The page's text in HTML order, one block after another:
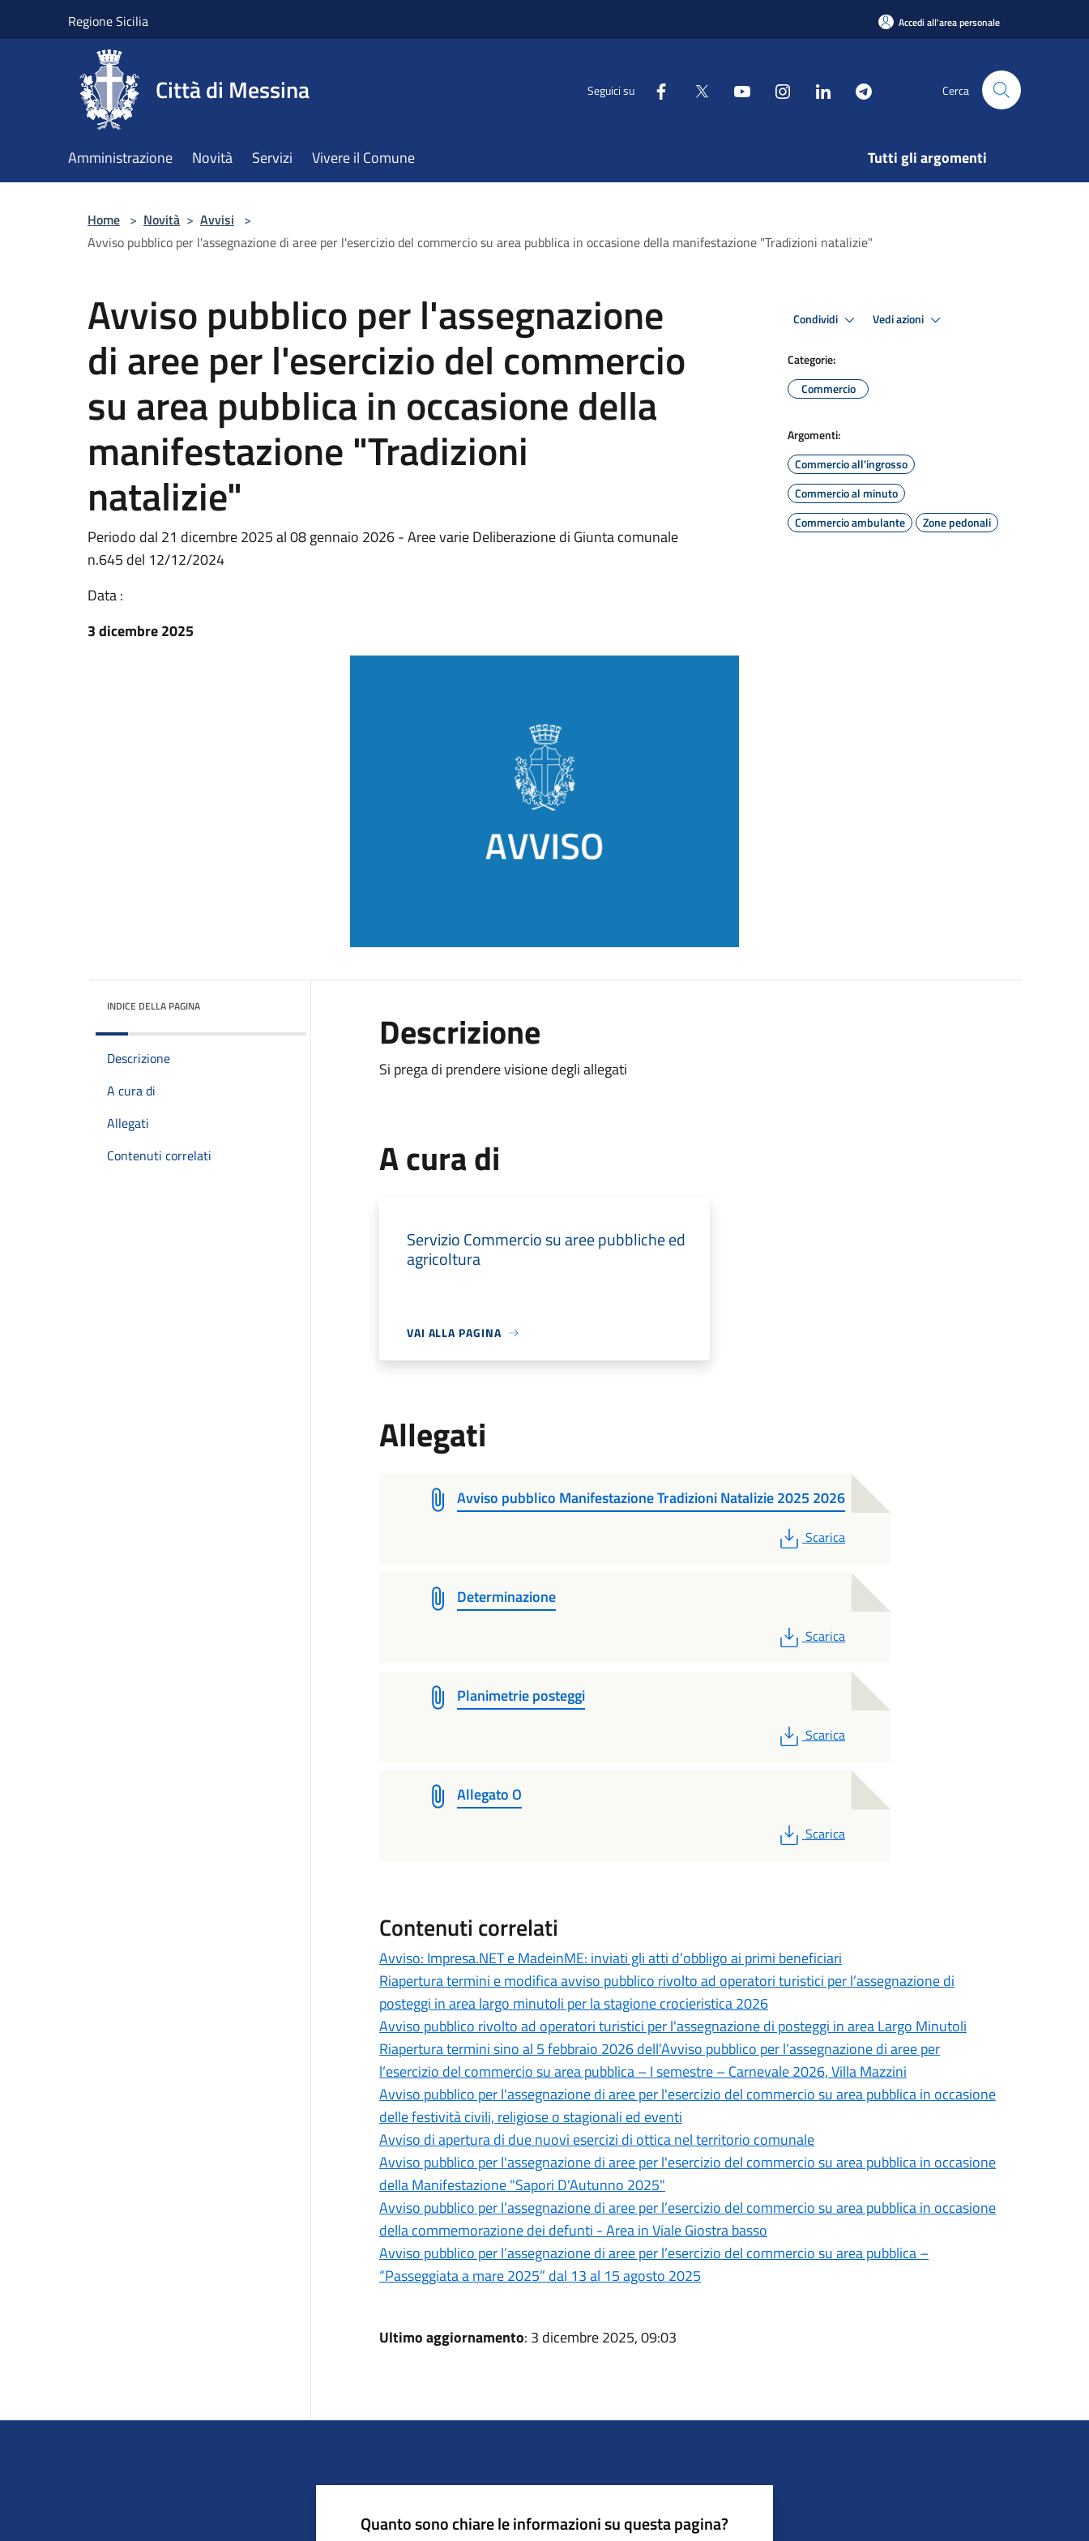
Regione Sicilia Accedi all'area personale
Città di Messina Seguici su Cerca
Amministrazione Novità Servizi Vivere il Comune Tutti gli argomenti
Home > Novità > Avvisi >
Avviso pubblico per l'assegnazione di aree per l'esercizio del commercio su area pubblica in occasione della manifestazione "Tradizioni natalizie"
Avviso pubblico per l'assegnazione
di aree per l'esercizio del commercio
su area pubblica in occasione della
manifestazione "Tradizioni
natalizie"
Periodo dal 21 dicembre 2025 al 08 gennaio 2026 - Aree varie Deliberazione di Giunta comunale
n.645 del 12/12/2024
Data :
3 dicembre 2025
Condividi Vedi azioni
Categorie:
Commercio
Argomenti:
Commercio all'ingrosso
Commercio al minuto
Commercio ambulante
Zone pedonali
INDICE DELLA PAGINA
Descrizione
A cura di
Allegati
Contenuti correlati
Descrizione
Si prega di prendere visione degli allegati
A cura di
Servizio Commercio su aree pubbliche ed
agricoltura
VAI ALLA PAGINA
Allegati
Avviso pubblico Manifestazione Tradizioni Natalizie 2025 2026
PDF
Scarica
Determinazione
PDF
Scarica
Planimetrie posteggi
PDF
Scarica
Allegato O
PDF
Scarica
Contenuti correlati
Avviso: Impresa.NET e MadeinME: inviati gli atti d’obbligo ai primi beneficiari
Riapertura termini e modifica avviso pubblico rivolto ad operatori turistici per l’assegnazione di
posteggi in area largo minutoli per la stagione crocieristica 2026
Avviso pubblico rivolto ad operatori turistici per l'assegnazione di posteggi in area Largo Minutoli
Riapertura termini sino al 5 febbraio 2026 dell’Avviso pubblico per l’assegnazione di aree per
l’esercizio del commercio su area pubblica – I semestre – Carnevale 2026, Villa Mazzini
Avviso pubblico per l'assegnazione di aree per l'esercizio del commercio su area pubblica in occasione
delle festività civili, religiose o stagionali ed eventi
Avviso di apertura di due nuovi esercizi di ottica nel territorio comunale
Avviso pubblico per l'assegnazione di aree per l'esercizio del commercio su area pubblica in occasione
della Manifestazione "Sapori D'Autunno 2025"
Avviso pubblico per l’assegnazione di aree per l’esercizio del commercio su area pubblica in occasione
della commemorazione dei defunti - Area in Viale Giostra basso
Avviso pubblico per l’assegnazione di aree per l’esercizio del commercio su area pubblica –
“Passeggiata a mare 2025” dal 13 al 15 agosto 2025
Ultimo aggiornamento: 3 dicembre 2025, 09:03
Quanto sono chiare le informazioni su questa pagina?